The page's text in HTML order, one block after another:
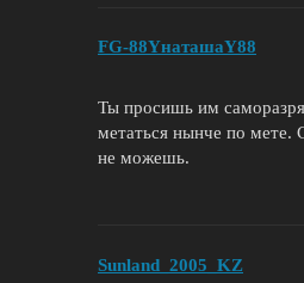
FG-88YнаташаY88
Ты просишь им
метаться нынче по мете.
не можешь.
Sunland_2005_KZ